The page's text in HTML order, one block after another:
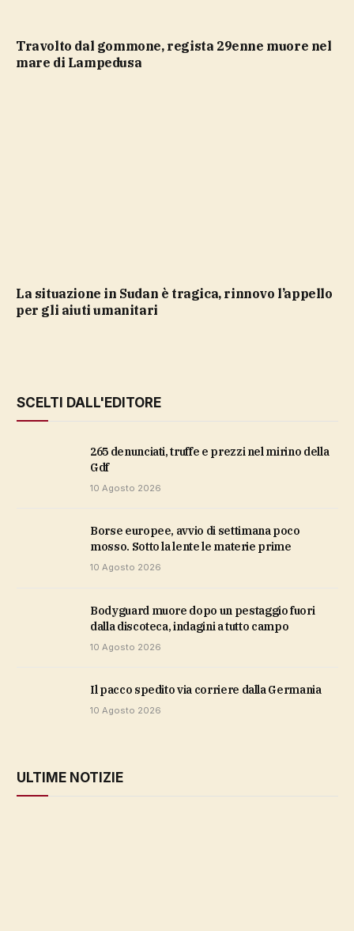
Travolto dal gommone, regista 29enne muore nel
mare di Lampedusa
La situazione in Sudan è tragica, rinnovo l’appello
per gli aiuti umanitari
SCELTI DALL'EDITORE
265 denunciati, truffe e prezzi nel mirino della
Gdf
10 Agosto 2026
Borse europee, avvio di settimana poco
mosso. Sotto la lente le materie prime
10 Agosto 2026
Bodyguard muore dopo un pestaggio fuori
dalla discoteca, indagini a tutto campo
10 Agosto 2026
il pacco spedito via corriere dalla Germania
10 Agosto 2026
ULTIME NOTIZIE